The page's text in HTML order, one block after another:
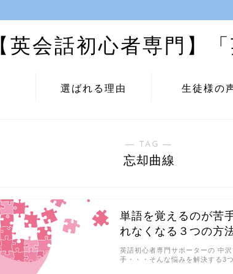
【英会話初心者専門】
選ばれる理由 生徒様の
― TAG ―
忘却曲線
単語を覚えるのが苦
れなくなる３つの方
英語初心者専門サポーターの 中
手・・・そんな悩みを解決する